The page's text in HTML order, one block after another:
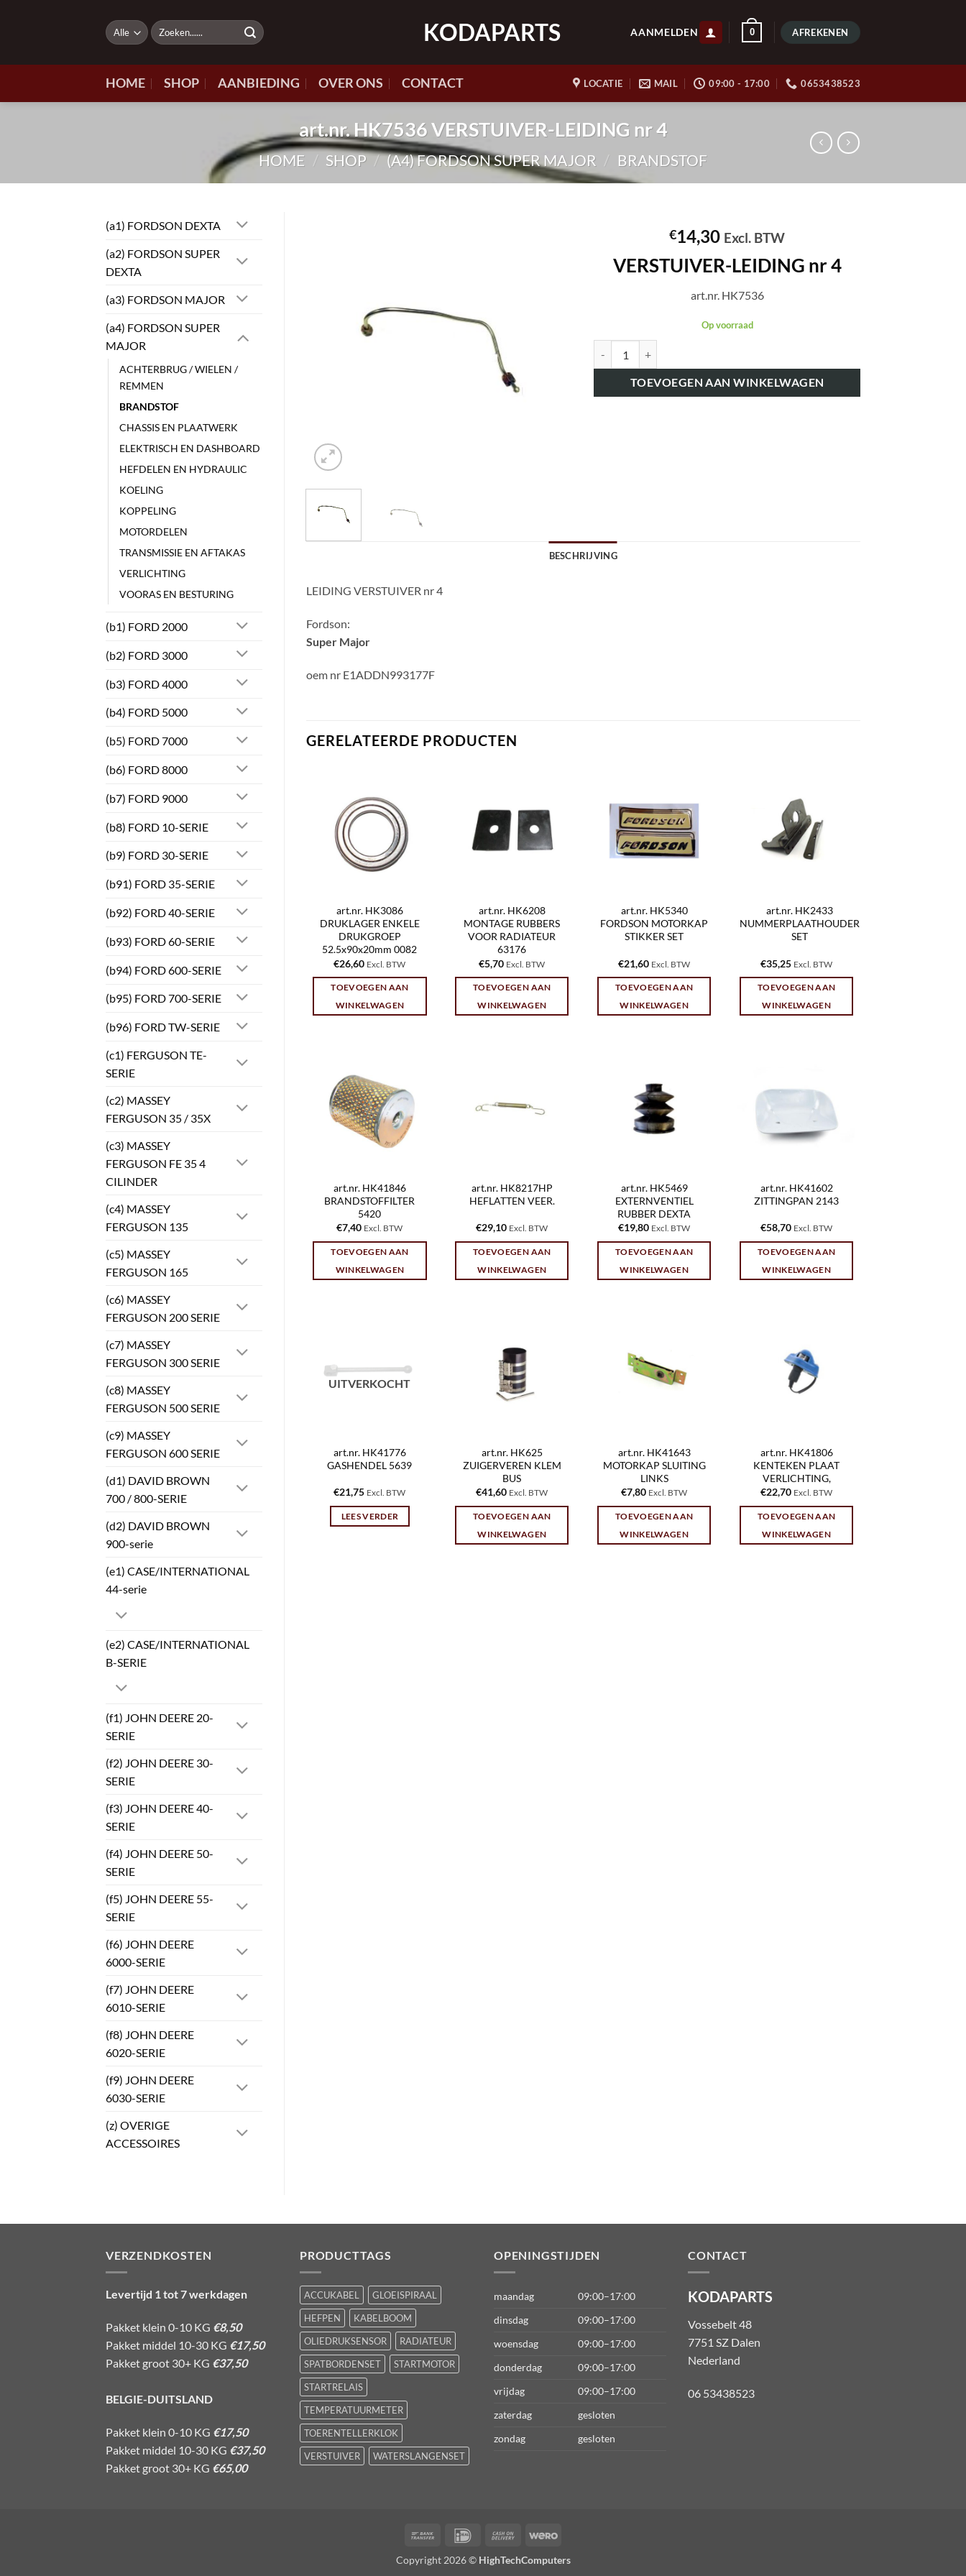
KODAPARTS
Zoeken
naar:
AANMELDEN 0 AFREKENEN
HOME SHOP AANBIEDING OVER ONS CONTACT LOCATIE MAIL 09:00 - 17:00 0653438523
art.nr. HK7536 VERSTUIVER-LEIDING nr 4
HOME / SHOP / (A4) FORDSON SUPER MAJOR / BRANDSTOF
(a1) FORDSON DEXTA
(a2) FORDSON SUPER
DEXTA
(a3) FORDSON MAJOR
(a4) FORDSON SUPER
MAJOR
ACHTERBRUG / WIELEN /
REMMEN
BRANDSTOF
CHASSIS EN PLAATWERK
ELEKTRISCH EN DASHBOARD
HEFDELEN EN HYDRAULIC
KOELING
KOPPELING
MOTORDELEN
TRANSMISSIE EN AFTAKAS
VERLICHTING
VOORAS EN BESTURING
(b1) FORD 2000
(b2) FORD 3000
(b3) FORD 4000
(b4) FORD 5000
(b5) FORD 7000
(b6) FORD 8000
(b7) FORD 9000
(b8) FORD 10-SERIE
(b9) FORD 30-SERIE
(b91) FORD 35-SERIE
(b92) FORD 40-SERIE
(b93) FORD 60-SERIE
(b94) FORD 600-SERIE
(b95) FORD 700-SERIE
(b96) FORD TW-SERIE
(c1) FERGUSON TE-
SERIE
(c2) MASSEY
FERGUSON 35 / 35X
(c3) MASSEY
FERGUSON FE 35 4
CILINDER
(c4) MASSEY
FERGUSON 135
(c5) MASSEY
FERGUSON 165
(c6) MASSEY
FERGUSON 200 SERIE
(c7) MASSEY
FERGUSON 300 SERIE
(c8) MASSEY
FERGUSON 500 SERIE
(c9) MASSEY
FERGUSON 600 SERIE
(d1) DAVID BROWN
700 / 800-SERIE
(d2) DAVID BROWN
900-serie
(e1) CASE/INTERNATIONAL
44-serie
(e2) CASE/INTERNATIONAL
B-SERIE
(f1) JOHN DEERE 20-
SERIE
(f2) JOHN DEERE 30-
SERIE
(f3) JOHN DEERE 40-
SERIE
(f4) JOHN DEERE 50-
SERIE
(f5) JOHN DEERE 55-
SERIE
(f6) JOHN DEERE
6000-SERIE
(f7) JOHN DEERE
6010-SERIE
(f8) JOHN DEERE
6020-SERIE
(f9) JOHN DEERE
6030-SERIE
(z) OVERIGE
ACCESSOIRES
€14,30 Excl. BTW
VERSTUIVER-LEIDING nr 4
art.nr. HK7536
Op voorraad
TOEVOEGEN AAN WINKELWAGEN
BESCHRIJVING
LEIDING VERSTUIVER nr 4
Fordson:
Super Major
oem nr E1ADDN993177F
GERELATEERDE PRODUCTEN
art.nr. HK3086
DRUKLAGER ENKELE
DRUKGROEP
52.5x90x20mm 0082
€26,60 Excl. BTW
TOEVOEGEN AAN
WINKELWAGEN
art.nr. HK6208
MONTAGE RUBBERS
VOOR RADIATEUR
63176
€5,70 Excl. BTW
TOEVOEGEN AAN
WINKELWAGEN
art.nr. HK5340
FORDSON MOTORKAP
STIKKER SET
€21,60 Excl. BTW
TOEVOEGEN AAN
WINKELWAGEN
art.nr. HK2433
NUMMERPLAATHOUDER
SET
€35,25 Excl. BTW
TOEVOEGEN AAN
WINKELWAGEN
art.nr. HK41846
BRANDSTOFFILTER
5420
€7,40 Excl. BTW
TOEVOEGEN AAN
WINKELWAGEN
art.nr. HK8217HP
HEFLATTEN VEER.
€29,10 Excl. BTW
TOEVOEGEN AAN
WINKELWAGEN
art.nr. HK5469
EXTERNVENTIEL
RUBBER DEXTA
€19,80 Excl. BTW
TOEVOEGEN AAN
WINKELWAGEN
art.nr. HK41602
ZITTINGPAN 2143
€58,70 Excl. BTW
TOEVOEGEN AAN
WINKELWAGEN
UITVERKOCHT
art.nr. HK41776
GASHENDEL 5639
€21,75 Excl. BTW
LEES VERDER
art.nr. HK625
ZUIGERVEREN KLEM
BUS
€41,60 Excl. BTW
TOEVOEGEN AAN
WINKELWAGEN
art.nr. HK41643
MOTORKAP SLUITING
LINKS
€7,80 Excl. BTW
TOEVOEGEN AAN
WINKELWAGEN
art.nr. HK41806
KENTEKEN PLAAT
VERLICHTING,
€22,70 Excl. BTW
TOEVOEGEN AAN
WINKELWAGEN
VERZENDKOSTEN
Levertijd 1 tot 7 werkdagen
Pakket klein 0-10 KG €8,50
Pakket middel 10-30 KG €17,50
Pakket groot 30+ KG €37,50
BELGIE-DUITSLAND
Pakket klein 0-10 KG €17,50
Pakket middel 10-30 KG €37,50
Pakket groot 30+ KG €65,00
PRODUCTTAGS
ACCUKABEL
GLOEISPIRAAL
HEFPEN
KABELBOOM
OLIEDRUKSENSOR
RADIATEUR
SPATBORDENSET
STARTMOTOR
STARTRELAIS
TEMPERATUURMETER
TOERENTELLERKLOK
VERSTUIVER
WATERSLANGENSET
OPENINGSTIJDEN
maandag
09:00–17:00
dinsdag
09:00–17:00
woensdag
09:00–17:00
donderdag
09:00–17:00
vrijdag
09:00–17:00
zaterdag
gesloten
zondag
gesloten
CONTACT
KODAPARTS
Vossebelt 48
7751 SZ Dalen
Nederland
06 53438523
Bank
IDeal
Cash
Delivery
Wero
Copyright 2026 © HighTechComputers